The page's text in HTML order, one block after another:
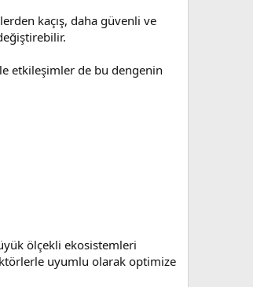
kaçış, daha güvenli ve
etkileşimler de bu dengenin
ölçekli ekosistemleri
uyumlu olarak optimize